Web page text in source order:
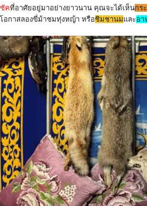
คที่อาศัยอยู่มาอย่างยาวนาน คุณจะได้เห็นกร
อกาสลองขี่ม้าชมทุ่งหญ้า หรือชิมชานมและอา